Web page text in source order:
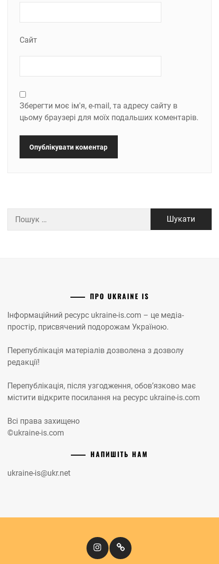
Сайт
Зберегти моє ім'я, e-mail, та адресу сайту в
цьому браузері для моїх подальших коментарів.
ПРО UKRAINE IS
Інформаційний ресурс ukraine-is.com – це медіа-
простір, присвячений подорожам Україною.
Перепублікація матеріалів дозволена з дозволу
редакції!
Перепублікація, після узгодження, обов’язково має
містити відкрите посилання на ресурс ukraine-is.com
Всі права захищено
©ukraine-is.com
НАПИШІТЬ НАМ
ukraine-is@ukr.net
InstagramКіномандри